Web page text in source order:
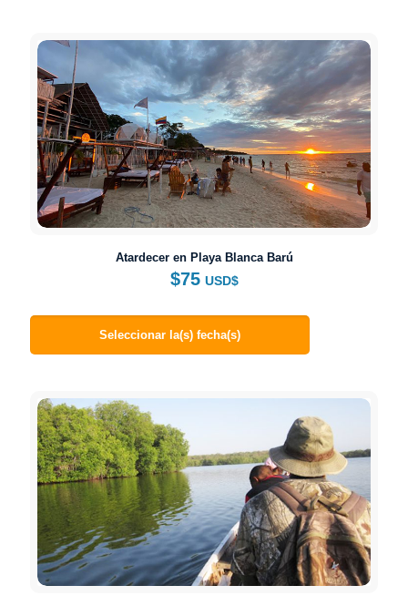
Atardecer en Playa Blanca Barú
$75 USD$
Seleccionar la(s) fecha(s)